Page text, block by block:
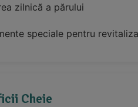
zilnică a părului
speciale pentru
Cheie